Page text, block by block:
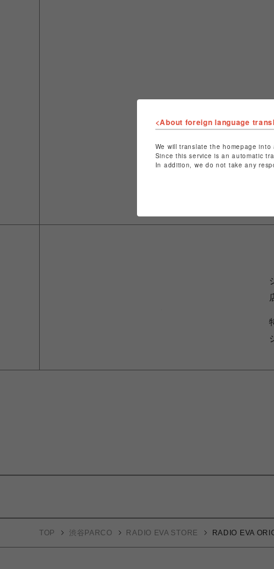
TOP 渋谷PARCO RADIO EVA STORE RADIO EVA
<About foreign language
We will translate the homepage
Since this service is an automatic
In addition, we do not take any